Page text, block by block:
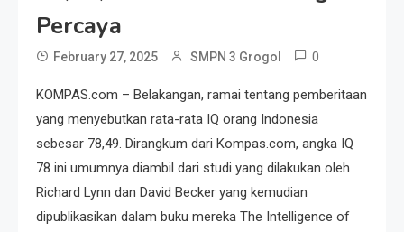
Percaya
February 27, 2025 SMPN 3 Grogol 0
KOMPAS.com – Belakangan, ramai tentang pemberitaan
yang menyebutkan rata-rata IQ orang Indonesia
sebesar 78,49. Dirangkum dari Kompas.com, angka IQ
78 ini umumnya diambil dari studi yang dilakukan oleh
Richard Lynn dan David Becker yang kemudian
dipublikasikan dalam buku mereka The Intelligence of